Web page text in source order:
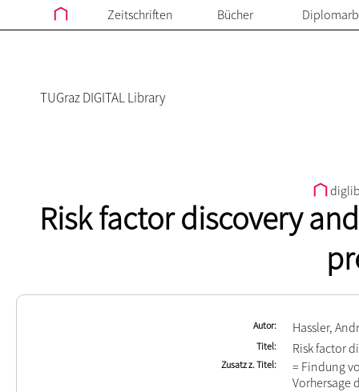
Zeitschriften Bücher
TUGraz DIGITAL Library
Risk factor discovery
Autor Hassler,
Titel Risk factor
Zusatz z. Titel
= Findung
Vorhersage